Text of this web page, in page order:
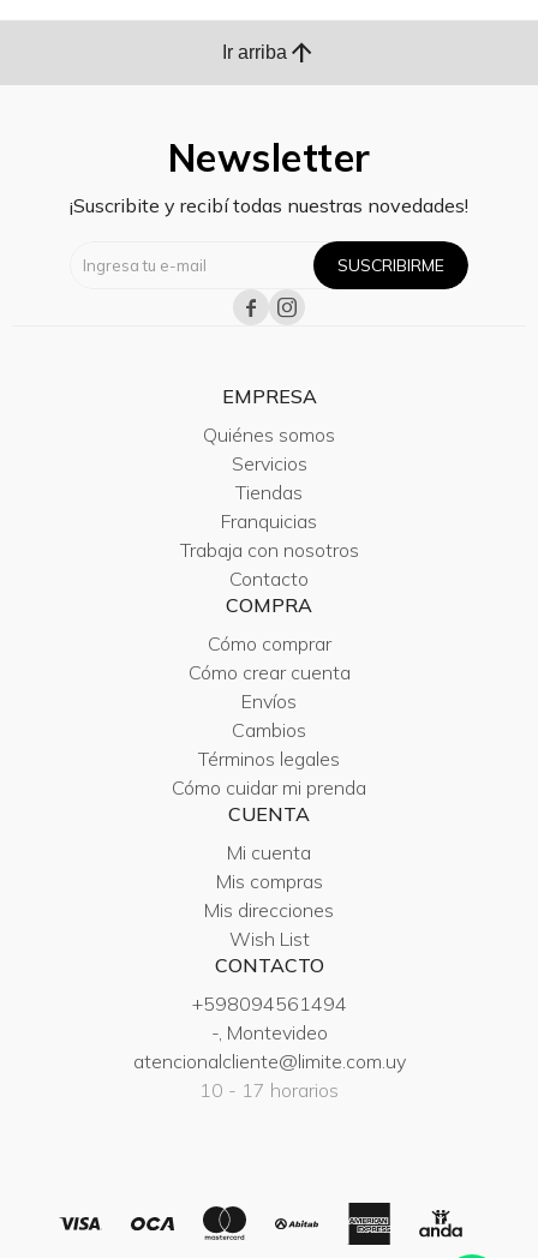
Ir arriba arrow_upward
Newsletter
¡Suscribite y recibí todas nuestras novedades!
SUSCRIBIRME
 
EMPRESA
Quiénes somos
Servicios
Tiendas
Franquicias
Trabaja con nosotros
Contacto
COMPRA
Cómo comprar
Cómo crear cuenta
Envíos
Cambios
Términos legales
Cómo cuidar mi prenda
CUENTA
Mi cuenta
Mis compras
Mis direcciones
Wish List
CONTACTO
+598094561494
-, Montevideo
atencionalcliente@limite.com.uy
10 - 17 horarios